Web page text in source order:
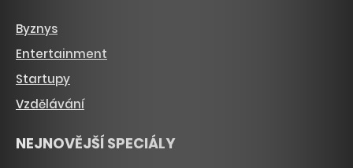
Byznys
Entertainment
Startupy
Vzdělávání
NEJNOVĚJŠÍ SPECIÁLY